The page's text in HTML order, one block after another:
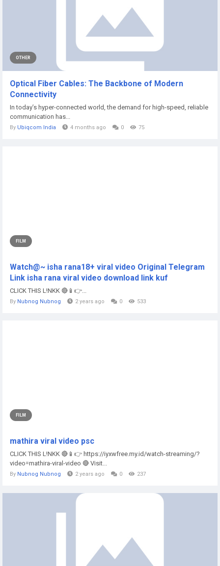
OTHER
Optical Fiber Cables: The Backbone of Modern
Connectivity
In today’s hyper-connected world, the demand for high-speed, reliable
communication has...
By Ubiqcom India 4 months ago 0 75
FILM
Watch@~ isha rana18+ viral video Original Telegram
Link isha rana viral video download link kuf
CLICK THIS L!NKK 🔴📱👉...
By Nubnog Nubnog 2 years ago 0 533
FILM
mathira viral video psc
CLICK THIS L!NKK 🔴📱👉 https://iyxwfree.my.id/watch-streaming/?
video=mathira-viral-video 🔴 Visit...
By Nubnog Nubnog 2 years ago 0 237